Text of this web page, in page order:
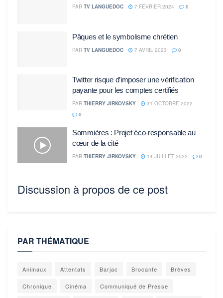
PAR TV LANGUEDOC 7 FÉVRIER 2024 0
Pâques et le symbolisme chrétien
PAR TV LANGUEDOC 7 AVRIL 2023 0
Twitter risque d’imposer une vérification
payante pour les comptes certifiés
PAR THIERRY JIRKOVSKY
31 OCTOBRE 2022
0
Sommières : Projet éco-responsable au
cœur de la cité
PAR THIERRY JIRKOVSKY 14 JUILLET 2022 0
Discussion à propos de ce post
PAR THÉMATIQUE
Animaux Attentats Barjac Brocante Brèves
Chronique Cinéma Communiqué de Presse